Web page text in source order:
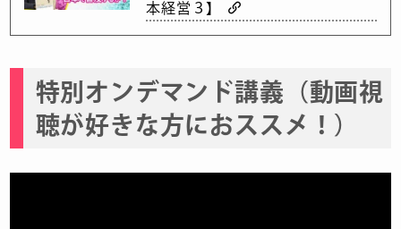
本経営３】
特別オンデマンド講義（動画視
聴が好きな方におススメ！）